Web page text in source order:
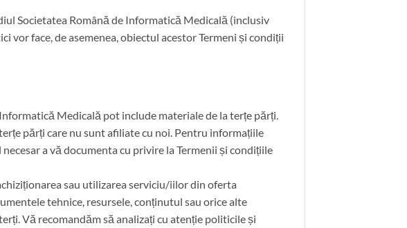
Societatea Română de Informatică Medicală (inclusiv
face, de asemenea, obiectul acestor Termeni și condiții
Medicală pot include materiale de la terțe părți.
părți care nu sunt afiliate cu noi. Pentru informațiile
a vă documenta cu privire la Termenii și condițiile
sau utilizarea serviciu/iilor din oferta
tehnice, resursele, conținutul sau orice alte
Vă recomandăm să analizați cu atenție politicile și